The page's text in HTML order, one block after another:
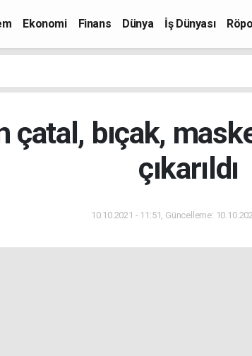
Ekonomi Finans Dünya İş Dünyası
çatal, bıçak,
çıkarıldı
10.10.2021 - 11:51, Güncelleme: